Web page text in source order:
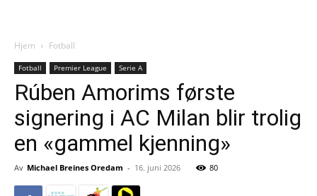
Hjem Fotball
Fotball Premier League Serie A
Rúben Amorims første
signering i AC Milan blir trolig
en «gammel kjenning»
Av Michael Breines Oredam - 16. juni 2026 80